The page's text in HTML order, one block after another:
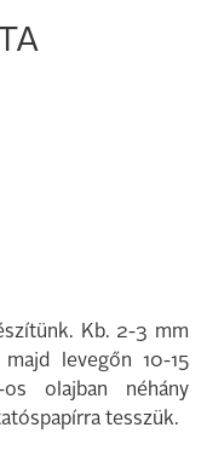
Kb. 2-3 mm
levegőn 10-15
olajban néhány
tesszük.